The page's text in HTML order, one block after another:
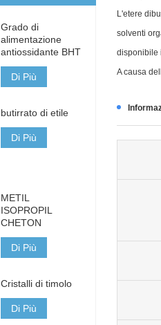
L'etere
solventi
disponibile
A causa
Grado di
alimentazione
antiossidante BHT
Di Più
butirrato di etile
Di Più
METIL
ISOPROPIL
CHETON
Di Più
Cristalli di timolo
Di Più